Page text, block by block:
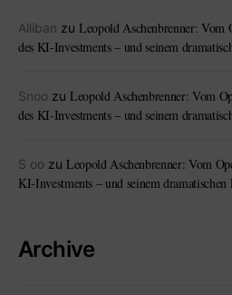
Alliban zu Leopold Aschenbrenner:
des KI-Investments – und seinem
Snoo zu Leopold Aschenbrenner: Vom
des KI-Investments – und seinem
S oo zu Leopold Aschenbrenner: Vom
KI-Investments – und seinem dramatischen
Archive